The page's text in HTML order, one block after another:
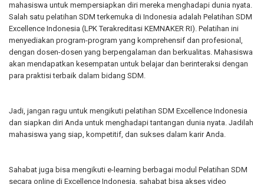
mahasiswa untuk mempersiapkan diri mereka menghadapi dunia nyata.
Salah satu pelatihan SDM terkemuka di Indonesia adalah Pelatihan SDM
Excellence Indonesia (LPK Terakreditasi KEMNAKER RI). Pelatihan ini
menyediakan program-program yang komprehensif dan profesional,
dengan dosen-dosen yang berpengalaman dan berkualitas. Mahasiswa
akan mendapatkan kesempatan untuk belajar dan berinteraksi dengan
para praktisi terbaik dalam bidang SDM.
Jadi, jangan ragu untuk mengikuti pelatihan SDM Excellence Indonesia
dan siapkan diri Anda untuk menghadapi tantangan dunia nyata. Jadilah
mahasiswa yang siap, kompetitif, dan sukses dalam karir Anda.
Sahabat juga bisa mengikuti e-learning berbagai modul Pelatihan SDM
secara online di Excellence Indonesia, sahabat bisa akses video